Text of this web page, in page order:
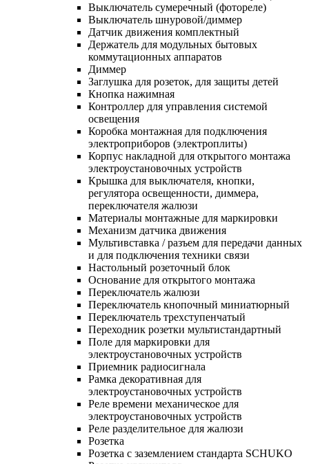
Выключатель сумеречный (фотореле)
Выключатель шнуровой/диммер
Датчик движения комплектный
Держатель для модульных бытовых
коммутационных аппаратов
Диммер
Заглушка для розеток, для защиты детей
Кнопка нажимная
Контроллер для управления системой
освещения
Коробка монтажная для подключения
электроприборов (электроплиты)
Корпус накладной для открытого монтажа
электроустановочных устройств
Крышка для выключателя, кнопки,
регулятора освещенности, диммера,
переключателя жалюзи
Материалы монтажные для маркировки
Механизм датчика движения
Мультивставка / разъем для передачи данных
и для подключения техники связи
Настольный розеточный блок
Основание для открытого монтажа
Переключатель жалюзи
Переключатель кнопочный миниатюрный
Переключатель трехступенчатый
Переходник розетки мультистандартный
Поле для маркировки для
электроустановочных устройств
Приемник радиосигнала
Рамка декоративная для
электроустановочных устройств
Реле времени механическое для
электроустановочных устройств
Реле разделительное для жалюзи
Розетка
Розетка с заземлением стандарта SCHUKO